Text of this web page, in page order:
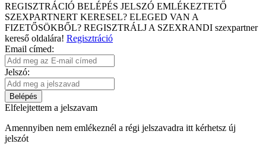
REGISZTRÁCIÓ BELÉPÉS JELSZÓ EMLÉKEZTETŐ
SZEXPARTNERT KERESEL? ELEGED VAN A
FIZETŐSÖKBŐL? REGISZTRÁLJ A SZEXRANDI szexpartner
kereső oldalára! Regisztráció
Email címed:
Jelszó:
Belépés
Elfelejtettem a jelszavam
Amennyiben nem emlékeznél a régi jelszavadra itt kérhetsz új
jelszót